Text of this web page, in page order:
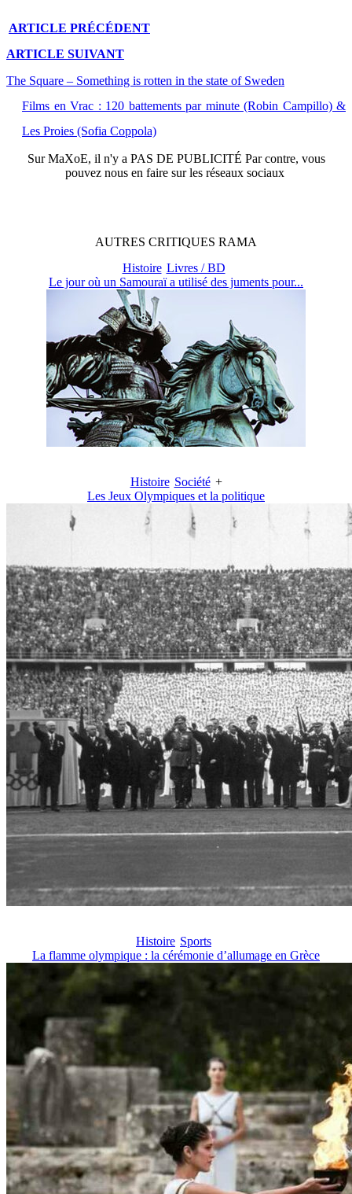
ARTICLE PRÉCÉDENT
ARTICLE SUIVANT
The Square – Something is rotten in the state of Sweden
Films en Vrac : 120 battements par minute (Robin Campillo) &
Les Proies (Sofia Coppola)
SurMaXoE, il n'y a PAS DE PUBLICITÉ Par contre, vous
pouvez nous en faire sur les réseaux sociaux
AUTRES CRITIQUES RAMA
Histoire Livres / BD
Le jour où un Samouraï a utilisé des juments pour...
Histoire Société +
Les Jeux Olympiques et la politique
Histoire Sports
La flamme olympique : la cérémonie d’allumage en Grèce